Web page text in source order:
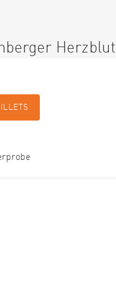
Herzblut